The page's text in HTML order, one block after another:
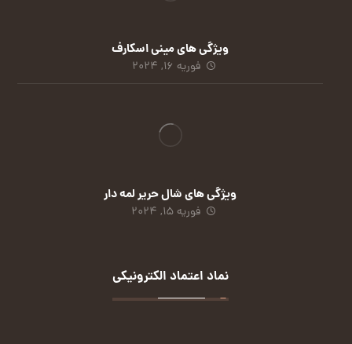
ویژگی های مینی اسکارف
فوریه 16, 2024
ویژگی های شال حریر لمه دار
فوریه 15, 2024
نماد اعتماد الکترونیکی